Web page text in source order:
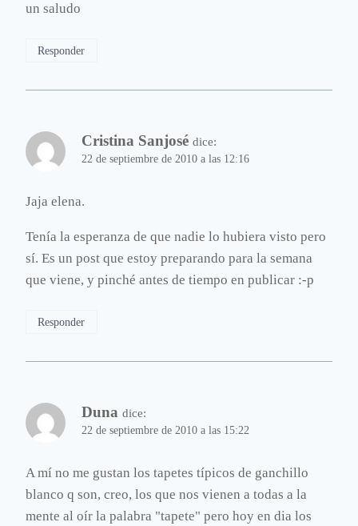
un saludo
Responder
Cristina Sanjosé dice:
22 de septiembre de 2010 a las 12:16
Jaja elena.
Tenía la esperanza de que nadie lo hubiera visto pero
sí. Es un post que estoy preparando para la semana
que viene, y pinché antes de tiempo en publicar :-p
Responder
Duna dice:
22 de septiembre de 2010 a las 15:22
A mí no me gustan los tapetes típicos de ganchillo
blanco q son, creo, los que nos vienen a todas a la
mente al oír la palabra "tapete" pero hoy en dia los